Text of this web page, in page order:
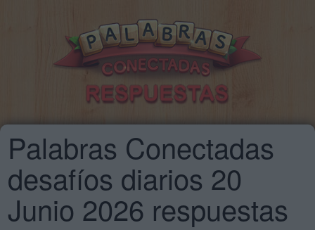
Palabras Conectadas
desafíos diarios 20
Junio 2026 respuestas